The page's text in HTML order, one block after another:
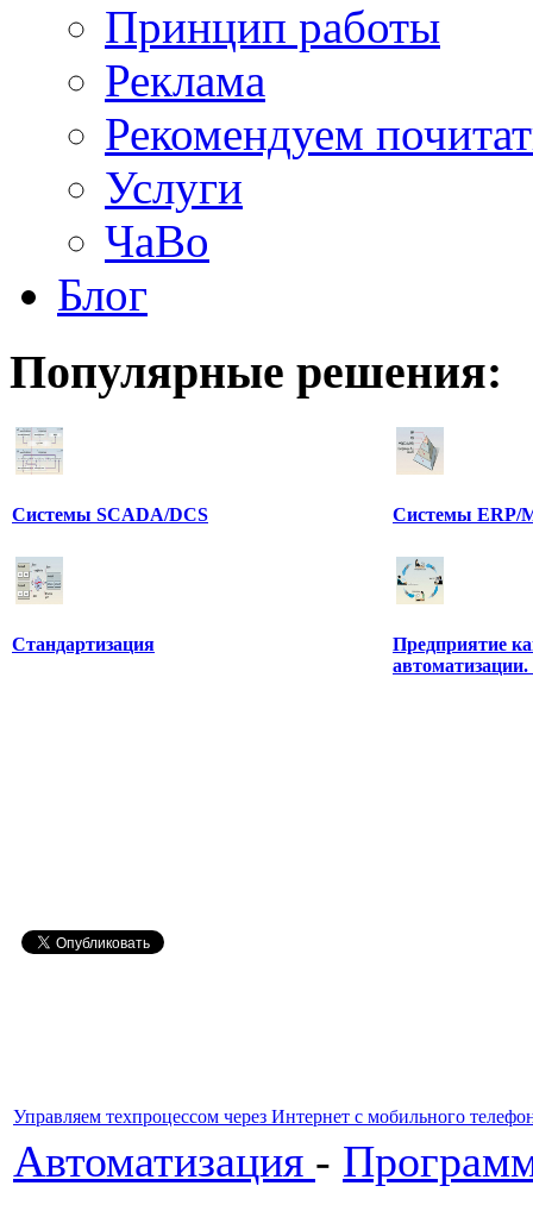
Принцип работы
Реклама
Рекомендуем
Услуги
ЧаВо
Блог
Популярные решения:
Системы SCADA/DCS Системы ERP/
Стандартизация
Предприятие
Управляем техпроцессом через Интернет с мобильного
Автоматизация -